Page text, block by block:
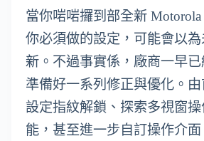
當你啱啱攞到部全新 Motorola
你必須做的設定，可能會以
新。不過事實係，廠商一早
準備好一系列修正與優化。由
設定指紋解鎖、探索多視窗
能，甚至進一步自訂操作介面